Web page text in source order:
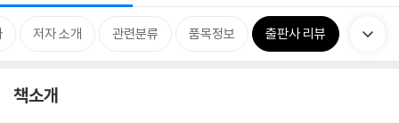
저자 소개 관련분류 품목정보 출판사 리뷰
책소개